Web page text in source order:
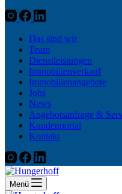
Das sind wir
Team
Dienstleistungen
Immobilienverkauf
Immobilienangebote
Jobs
News
Angebotsanfrage &
Kundenportal
Kontakt
Menü